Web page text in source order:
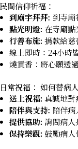
民間信仰祈福：
到廟宇拜拜: 到寺
點光明燈: 在寺廟點
行善布施: 捐款給慈
線上即時：24小時
燒貢香：將心願透
日常祝福： 如何替病
送上祝福: 真誠地對
陪伴與支持: 陪伴病
提供協助: 詢問病人
保持樂觀: 鼓勵病人